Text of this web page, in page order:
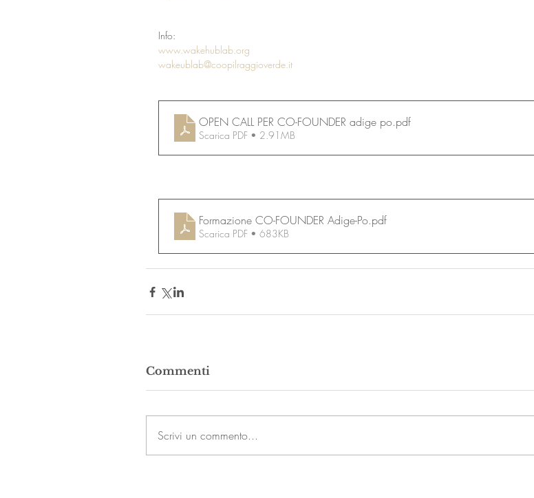
Info:
www.wakehublab.org
wakeublab@coopilraggioverde.it
OPEN CALL PER CO-FOUNDER adige po.pdf
Scarica PDF • 2.91MB
Formazione CO-FOUNDER Adige-Po.pdf
Scarica PDF • 683KB
Commenti
Scrivi un commento...